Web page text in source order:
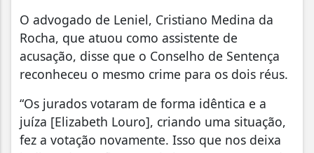
O advogado de Leniel, Cristiano Medina da
Rocha, que atuou como assistente de
acusação, disse que o Conselho de Sentença
reconheceu o mesmo crime para os dois réus.
“Os jurados votaram de forma idêntica e a
juíza [Elizabeth Louro], criando uma situação,
fez a votação novamente. Isso que nos deixa